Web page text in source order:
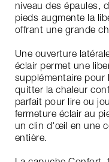
niveau des épaules,
pieds augmente la
offrant une grande
Une ouverture
éclair permet une
supplémentaire pour
quitter la chaleur
parfait pour lire ou
fermeture éclair au
un clin d'œil en une
entière.